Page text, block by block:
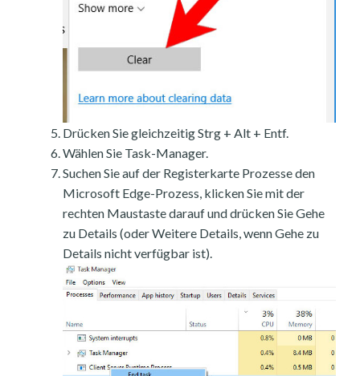
Drücken Sie gleichzeitig Strg + Alt + Entf.
Wählen Sie Task-Manager.
Suchen Sie auf der Registerkarte Prozesse den
Microsoft Edge-Prozess, klicken Sie mit der
rechten Maustaste darauf und drücken Sie Gehe
zu Details (oder Weitere Details, wenn Gehe zu
Details nicht verfügbar ist).